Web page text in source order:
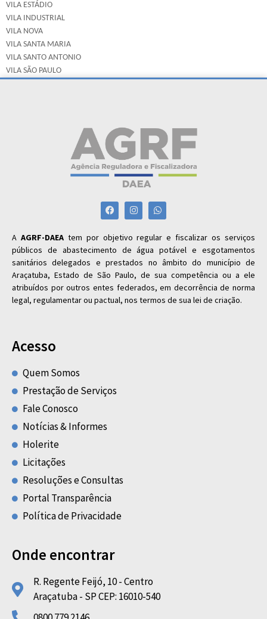
VILA ESTÁDIO
VILA INDUSTRIAL
VILA NOVA
VILA SANTA MARIA
VILA SANTO ANTONIO
VILA SÃO PAULO
A AGRF-DAEAtem por objetivo regular e fiscalizar os serviços
públicos de abastecimento de água potável e esgotamentos
sanitários delegados e prestados no âmbito do município de
Araçatuba, Estado de São Paulo, de sua competência ou a ele
atribuídos por outros entes federados, em decorrência de norma
legal, regulamentar ou pactual, nos termos de sua lei de criação.
Acesso
Quem Somos
Prestação de Serviços
Fale Conosco
Notícias & Informes
Holerite
Licitações
Resoluções e Consultas
Portal Transparência
Política de Privacidade
Onde encontrar
R. Regente Feijó, 10 - Centro
Araçatuba - SP CEP: 16010-540